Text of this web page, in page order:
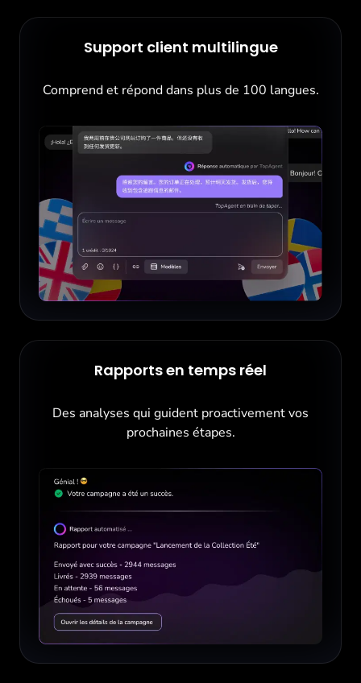
Support client multilingue
Comprend et répond dans plus de 100 langues.
Rapports en temps réel
Des analyses qui guident proactivement vos
prochaines étapes.